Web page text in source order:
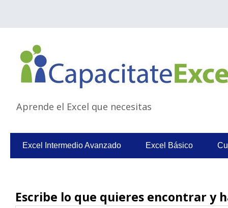
Aprende el Excel que necesitas
Excel Intermedio Avanzado Excel Básico
Escribe lo que quieres encontrar y